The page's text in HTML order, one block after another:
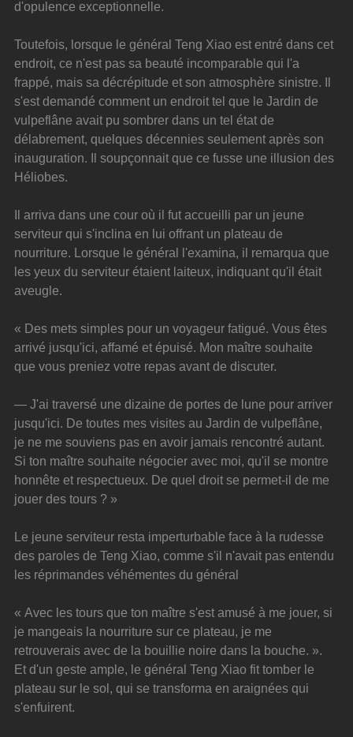
d'opulence exceptionnelle.
Toutefois, lorsque le général Teng Xiao est entré dans cet
endroit, ce n'est pas sa beauté incomparable qui l'a
frappé, mais sa décrépitude et son atmosphère sinistre. Il
s'est demandé comment un endroit tel que le Jardin de
vulpeflâne avait pu sombrer dans un tel état de
délabrement, quelques décennies seulement après son
inauguration. Il soupçonnait que ce fusse une illusion des
Héliobes.
Il arriva dans une cour où il fut accueilli par un jeune
serviteur qui s'inclina en lui offrant un plateau de
nourriture. Lorsque le général l'examina, il remarqua que
les yeux du serviteur étaient laiteux, indiquant qu'il était
aveugle.
« Des mets simples pour un voyageur fatigué. Vous êtes
arrivé jusqu'ici, affamé et épuisé. Mon maître souhaite
que vous preniez votre repas avant de discuter.
— J'ai traversé une dizaine de portes de lune pour arriver
jusqu'ici. De toutes mes visites au Jardin de vulpeflâne,
je ne me souviens pas en avoir jamais rencontré autant.
Si ton maître souhaite négocier avec moi, qu'il se montre
honnête et respectueux. De quel droit se permet-il de me
jouer des tours ? »
Le jeune serviteur resta imperturbable face à la rudesse
des paroles de Teng Xiao, comme s'il n'avait pas entendu
les réprimandes véhémentes du général
« Avec les tours que ton maître s'est amusé à me jouer, si
je mangeais la nourriture sur ce plateau, je me
retrouverais avec de la bouillie noire dans la bouche. ».
Et d'un geste ample, le général Teng Xiao fit tomber le
plateau sur le sol, qui se transforma en araignées qui
s'enfuirent.